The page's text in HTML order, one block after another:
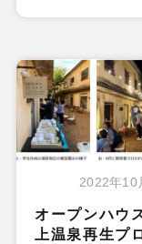
2022年10
オープンハウ
上温泉再生プ